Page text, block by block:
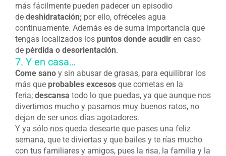
más fácilmente pueden padecer un episodio
de deshidratación; por ello, ofréceles agua
continuamente. Además es de suma importancia que
tengas localizados los puntos donde acudir en caso
de pérdida o desorientación.
7. Y en casa…
Come sano y sin abusar de grasas, para equilibrar los
más que probables excesos que cometas en la
feria; descansa todo lo que puedas, ya que aunque nos
divertimos mucho y pasamos muy buenos ratos, no
dejan de ser unos días agotadores.
Y ya sólo nos queda desearte que pases una feliz
semana, que te diviertas y que bailes y te rías mucho
con tus familiares y amigos, pues la risa, la familia y la